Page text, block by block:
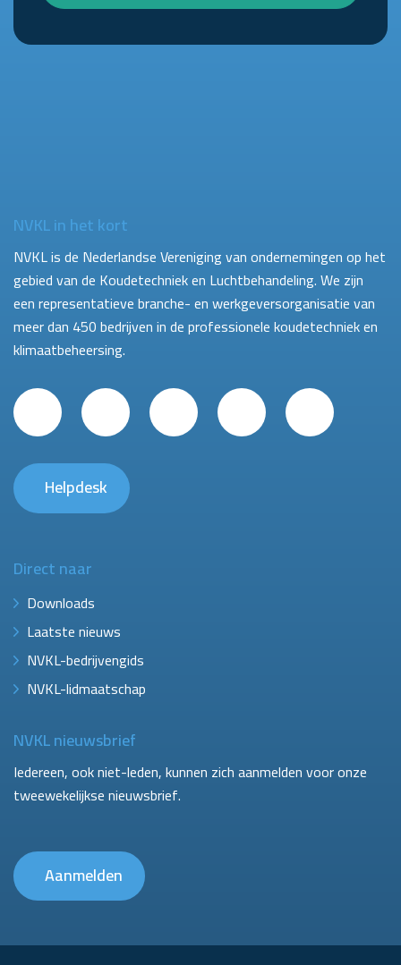
NVKL in het kort
NVKL is de Nederlandse Vereniging van ondernemingen op het
gebied van de Koudetechniek en Luchtbehandeling. We zijn
een representatieve branche- en werkgeversorganisatie van
meer dan 450 bedrijven in de professionele koudetechniek en
klimaatbeheersing.
Helpdesk
Direct naar
Downloads
Laatste nieuws
NVKL-bedrijvengids
NVKL-lidmaatschap
NVKL nieuwsbrief
Iedereen, ook niet-leden, kunnen zich aanmelden voor onze
tweewekelijkse nieuwsbrief.
Aanmelden